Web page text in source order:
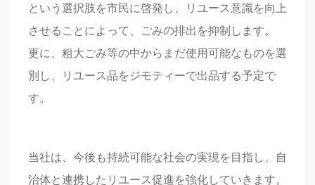
という選択肢を市民に啓発し、リユース意識を向上
させることによって、ごみの排出を抑制します。
更に、粗大ごみ等の中からまだ使用可能なものを選
別し、リユース品をジモティーで出品する予定で
す。
当社は、今後も持続可能な社会の実現を目指し、自
治体と連携したリユース促進を強化していきます。